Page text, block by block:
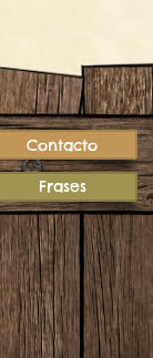
Contacto
Frases